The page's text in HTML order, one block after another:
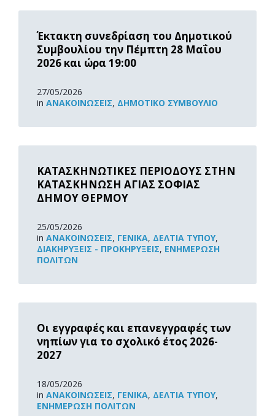
Έκτακτη συνεδρίαση του Δημοτικού
Συμβουλίου την Πέμπτη 28 Μαΐου
2026 και ώρα 19:00
27/05/2026
in ΑΝΑΚOΙΝΏΣΕΙΣ, ΔΗΜΟΤΙΚΌ ΣΥΜΒΟΎΛΙΟ
Read
ΚΑΤΑΣΚΗΝΩΤΙΚΕΣ ΠΕΡΙΟΔΟΥΣ ΣΤΗΝ
ΚΑΤΑΣΚΗΝΩΣΗ ΑΓΙΑΣ ΣΟΦΙΑΣ
ΔΗΜΟΥ ΘΕΡΜΟΥ
25/05/2026
in ΑΝΑΚOΙΝΏΣΕΙΣ, ΓΕΝΙΚΆ, ΔΕΛΤΊΑ ΤΎΠΟΥ,
ΔΙΑΚΗΡΎΞΕΙΣ - ΠΡΟΚΗΡΎΞΕΙΣ, ΕΝΗΜΈΡΩΣΗ
ΠΟΛΙΤΏΝ
Read
Οι εγγραφές και επανεγγραφές των
νηπίων για το σχολικό έτος 2026-
2027
18/05/2026
in ΑΝΑΚOΙΝΏΣΕΙΣ, ΓΕΝΙΚΆ, ΔΕΛΤΊΑ ΤΎΠΟΥ,
ΕΝΗΜΈΡΩΣΗ ΠΟΛΙΤΏΝ
Read